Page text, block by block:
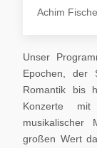
Achim
Unser
Epochen, der
Romantik bis
Konzerte mit
musikalischer
großen Wert